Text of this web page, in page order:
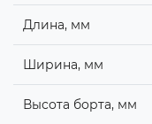
Длина, мм
Ширина, мм
Высота борта, мм